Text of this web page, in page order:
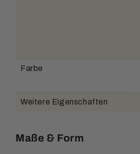
Farbe
Weitere Eigenschaften
Maße & Form